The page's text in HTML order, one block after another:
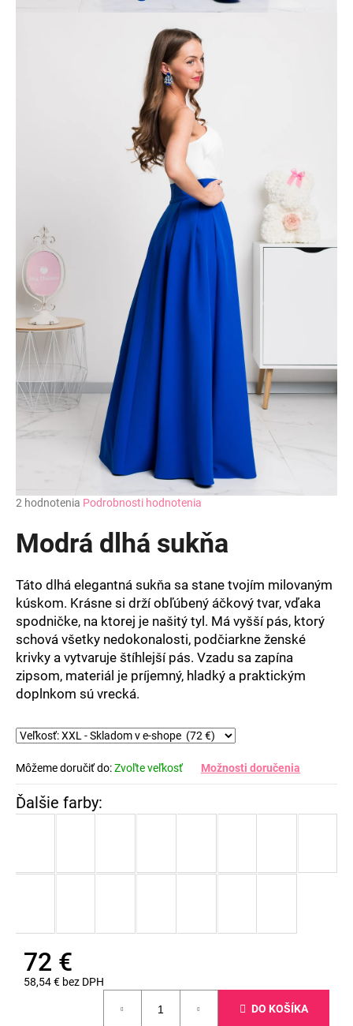
Priemerné
produktu
je
5
hviezdičiek.
2 hodnotenia Podrobnosti hodnotenia
Modrá dlhá sukňa
Táto dlhá elegantná sukňa sa stane tvojím milovaným
kúskom. Krásne si drží obľúbený áčkový tvar, vďaka
spodničke, na ktorej je našitý tyl. Má vyšší pás, ktorý
schová všetky nedokonalosti, podčiarkne ženské
krivky a vytvaruje štíhlejší pás. Vzadu sa zapína
zipsom, materiál je príjemný, hladký a praktickým
doplnkom sú vrecká.
Môžeme doručiť do:Zvoľte veľkosť Možnosti doručenia
72 €
58,54 € bez DPH
DO KOŠÍKA